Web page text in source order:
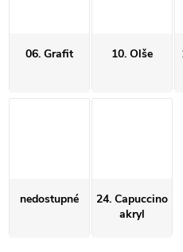
06. Grafit 10. Olše
nedostupné
24. Capuccino
akryl